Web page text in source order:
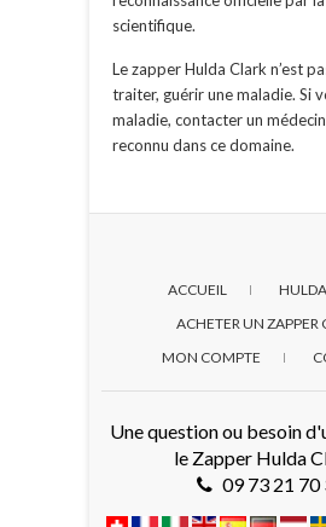
scientifique.
Le zapper Hulda Clark n’est
traiter, guérir une maladie. Si
maladie, contacter un
reconnu dans ce domaine.
ACCUEIL
ACHETER UN ZAPPER
MON COMPTE
Une question ou besoin
le Zapper Hulda
09 73 21 70